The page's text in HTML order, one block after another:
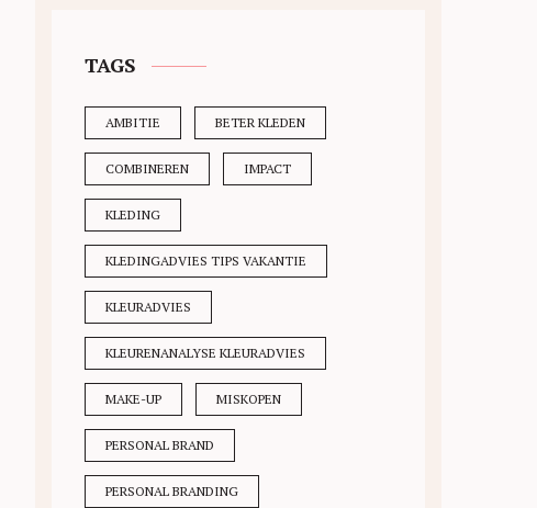
TAGS
AMBITIE BETER KLEDEN
COMBINEREN IMPACT
KLEDING
KLEDINGADVIES TIPS VAKANTIE
KLEURADVIES
KLEURENANALYSE KLEURADVIES
MAKE-UP MISKOPEN
PERSONAL BRAND
PERSONAL BRANDING